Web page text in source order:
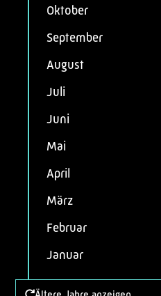
Oktober
September
August
Juli
Juni
Mai
April
März
Februar
Januar